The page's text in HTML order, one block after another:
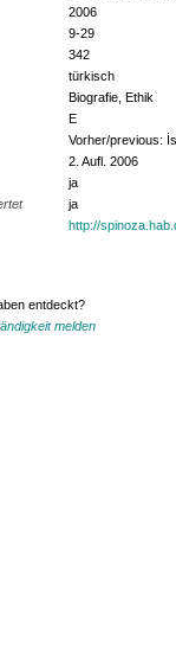
2006
9-29
342
türkisch
Biografie, Ethik
E
Vorher/previous:
2. Aufl. 2006
ja
ja
http://
entdeckt?
melden